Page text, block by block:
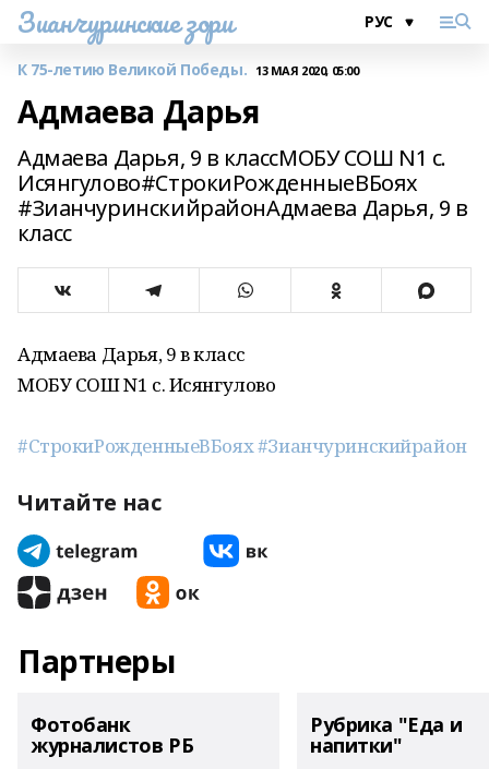
Зианчуринские зори
К 75-летию Великой Победы. 13 МАЯ 2020, 05:00
Адмаева Дарья
Адмаева Дарья, 9 в классМОБУ СОШ N1 с.
Исянгулово#СтрокиРожденныеВБоях
#ЗианчуринскийрайонАдмаева Дарья, 9 в
класс
Адмаева Дарья, 9 в класс
МОБУ СОШ N1 с. Исянгулово
#СтрокиРожденныеВБоях#Зианчуринскийрайон
Читайте нас
Партнеры
Фотобанк
журналистов РБ
Рубрика "Еда и
напитки"